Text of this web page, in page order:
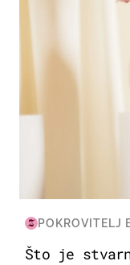
POKROVITELJ
Što je